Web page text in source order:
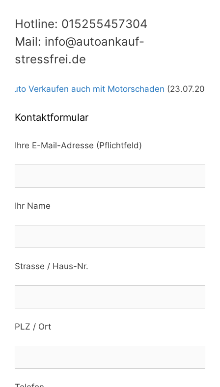
Hotline: 015255457304
Mail: info@autoankauf-
stressfrei.de
auch mit Motorschaden (23.07.2026)+++
Kontaktformular
Ihre E-Mail-Adresse (Pflichtfeld)
Ihr Name
Strasse / Haus-Nr.
PLZ / Ort